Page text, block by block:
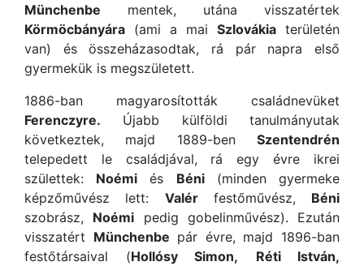
Münchenbe mentek, utána visszatértek
Körmöcbányára (ami a mai Szlovákia területén
van) és összeházasodtak, rá pár napra első
gyermekük is megszületett.
1886-ban magyarosították családnevüket
Ferenczyre. Újabb külföldi tanulmányutak
következtek, majd 1889-ben Szentendrén
telepedett le családjával, rá egy évre ikrei
születtek: Noémi és Béni(minden gyermeke
képzőművész lett: Valérfestőművész, Béni
szobrász, Noémi pedig gobelinművész). Ezután
visszatért Münchenbe pár évre, majd 1896-ban
festőtársaival (Hollósy Simon,
Réti István,